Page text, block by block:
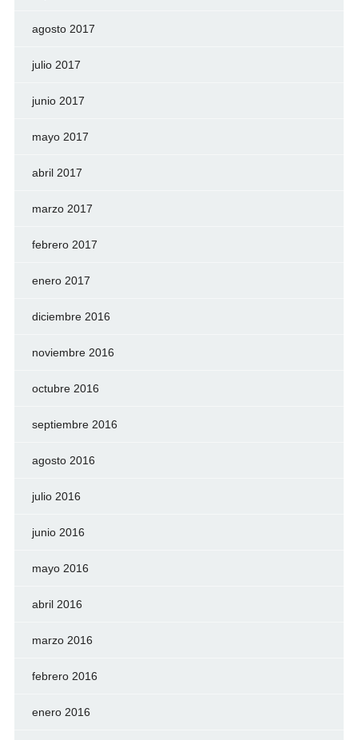
agosto 2017
julio 2017
junio 2017
mayo 2017
abril 2017
marzo 2017
febrero 2017
enero 2017
diciembre 2016
noviembre 2016
octubre 2016
septiembre 2016
agosto 2016
julio 2016
junio 2016
mayo 2016
abril 2016
marzo 2016
febrero 2016
enero 2016